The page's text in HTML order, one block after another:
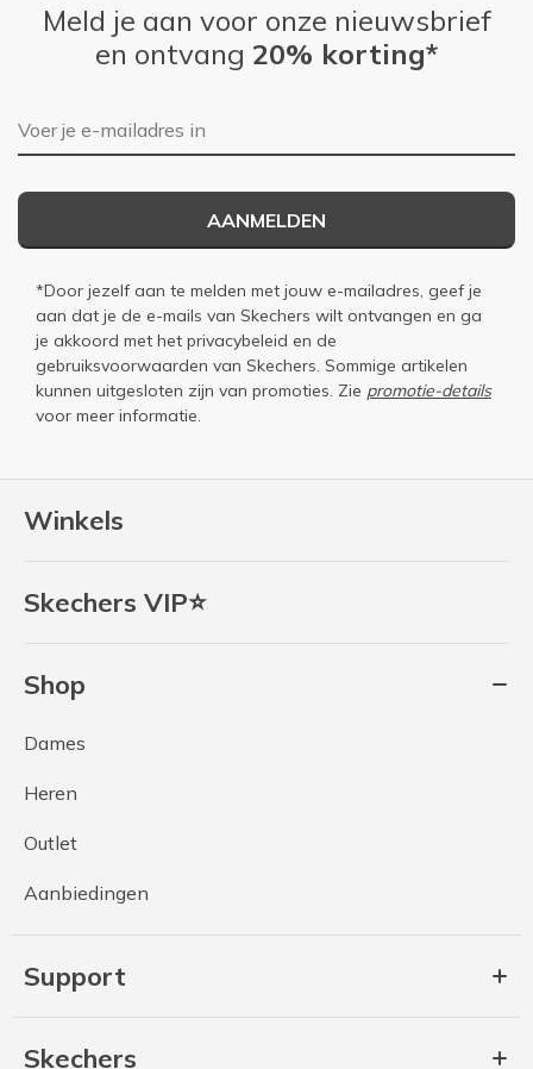
Winkels
Skechers VIP⭐
Shop
Dames
Heren
Outlet
Aanbiedingen
Support
Skechers
Meld je aan voor onze nieuwsbrief
en ontvang 20% korting*
E-mailadres
AANMELDEN
*Door jezelf aan te melden met jouw e-mailadres, geef je
aan dat je de e-mails van Skechers wilt ontvangen en ga
je akkoord met het privacybeleid en de
gebruiksvoorwaarden van Skechers. Sommige artikelen
kunnen uitgesloten zijn van promoties. Zie promotie-details
voor meer informatie.